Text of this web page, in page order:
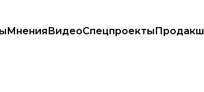
МненияВидеоСпецпроекты
полиграф из-за скандала в налоговом